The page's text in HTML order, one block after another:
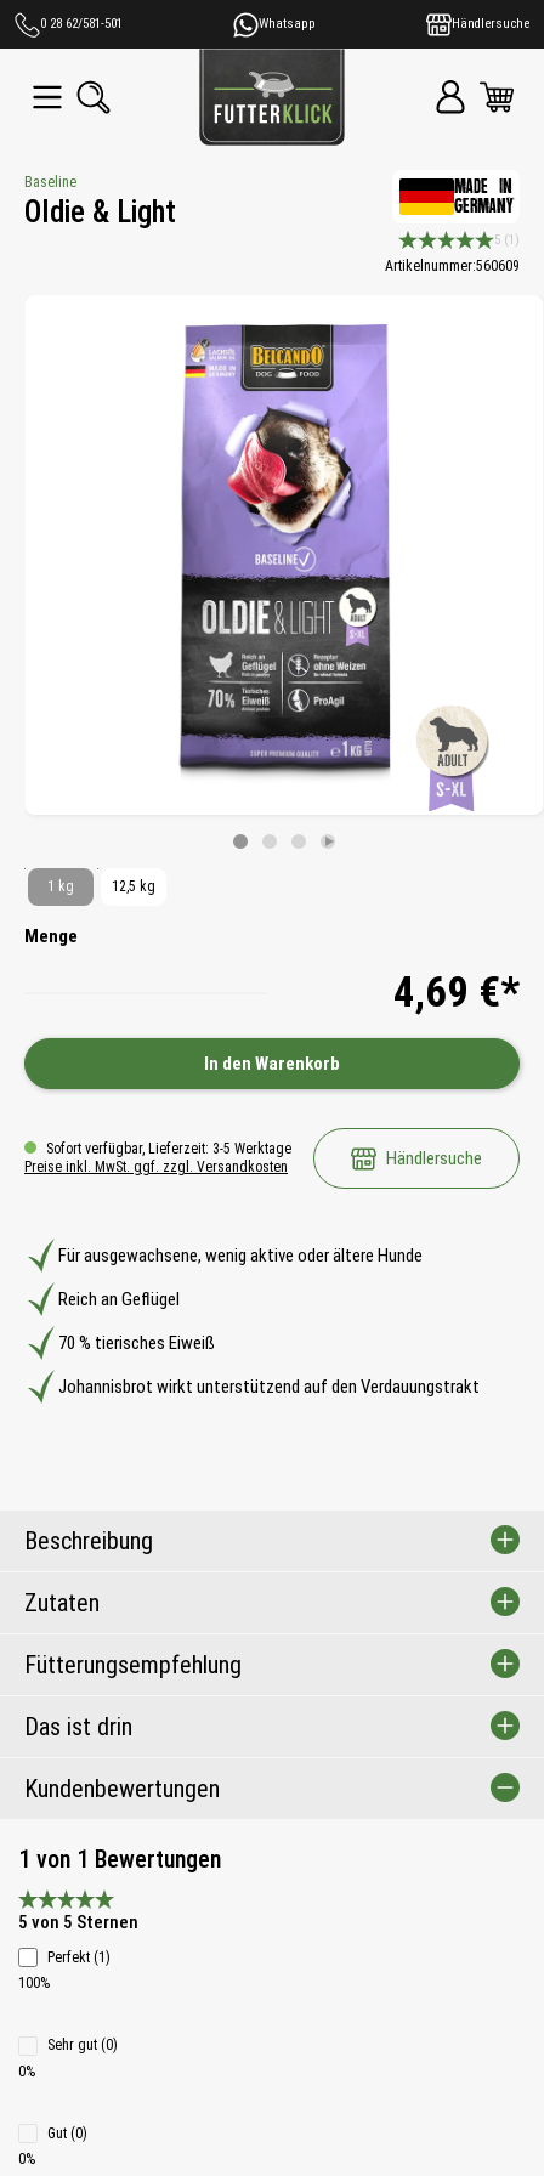
springen
0 28 62/581-501 Whatsapp Händlersuche
Baseline
Oldie & Light
MADE IN
GERMANY
Durchschnittliche
5 (1)
Artikelnummer:560609
Für ausgewachsene, wenig aktive oder ältere Hunde
Reich an Geflügel
70 % tierisches Eiweiß
Johannisbrot wirkt unterstützend auf den Verdauungstrakt
1 kg 12,5 kg
Menge
4,69 €*
In den Warenkorb
Sofort verfügbar, Lieferzeit: 3-5 Werktage
Preise inkl. MwSt. ggf. zzgl. Versandkosten
Händlersuche
Beschreibung
Zutaten
Fütterungsempfehlung
Das ist drin
Kundenbewertungen
1 von 1 Bewertungen
Durchschnittliche Bewertung 5 von 5 Sternen
5 von 5 Sternen
Perfekt (1)
100%
Sehr gut (0)
0%
Gut (0)
0%